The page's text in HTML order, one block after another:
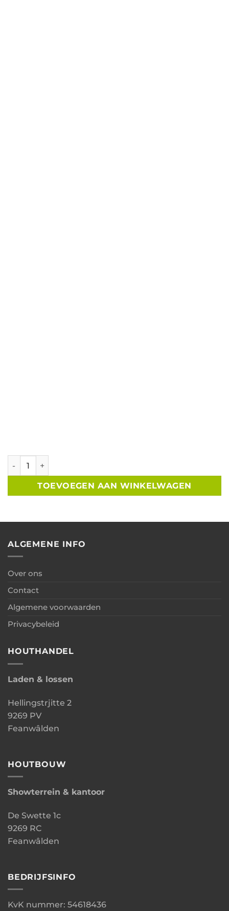
Overkapping Overijssel met berging 300x300cm +
TOEVOEGEN AAN WINKELWAGEN
ALGEMENE INFO
Over ons
Contact
Algemene voorwaarden
Privacybeleid
HOUTHANDEL
Laden & lossen
Hellingstrjitte 2
9269 PV
Feanwâlden
HOUTBOUW
Showterrein & kantoor
De Swette 1c
9269 RC
Feanwâlden
BEDRIJFSINFO
KvK nummer: 54618436